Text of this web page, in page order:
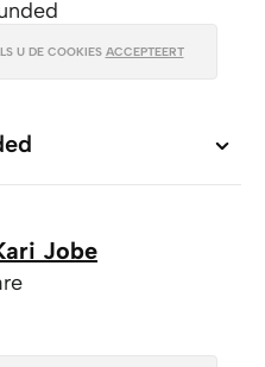
U DE COOKIES ACCEPTEERT
Jobe